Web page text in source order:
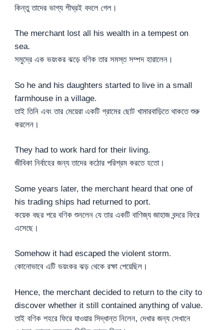
কিন্তু তাদের ভাগ্য শীঘ্রই বদলে গেল।
The merchant lost all his wealth in a tempest on
sea.
সমুদ্রে এক ভয়ংকর ঝড়ে বণিক তার সমস্ত সম্পদ হারালেন।
So he and his daughters started to live in a small
farmhouse in a village.
তাই তিনি এবং তার মেয়েরা একটি গ্রামের ছোট খামারবাড়িতে থাকতে শুরু
করলেন।
They had to work hard for their living.
জীবিকা নির্বাহের জন্য তাদের কঠোর পরিশ্রম করতে হতো।
Some years later, the merchant heard that one of
his trading ships had returned to port.
কয়েক বছর পরে বণিক শুনলেন যে তার একটি বাণিজ্য জাহাজ বন্দরে ফিরে
এসেছে।
Somehow it had escaped the violent storm.
কোনোভাবে এটি ভয়ংকর ঝড় থেকে রক্ষা পেয়েছিল।
Hence, the merchant decided to return to the city to
discover whether it still contained anything of value.
তাই বণিক শহরে ফিরে যাওয়ার সিদ্ধান্ত নিলেন, দেখার জন্য সেখানে